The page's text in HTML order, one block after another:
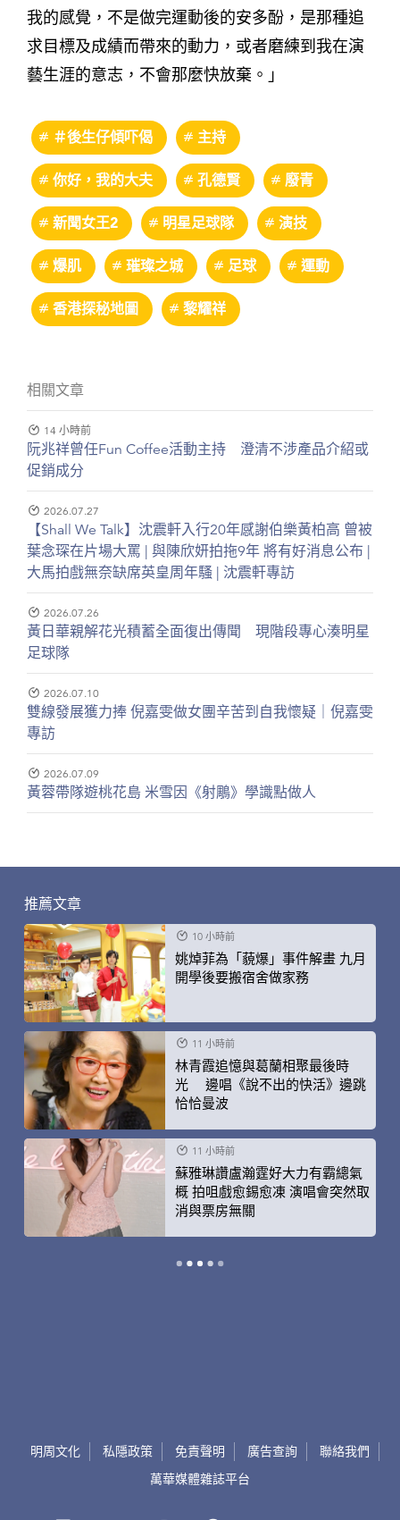
我的感覺，不是做完運動後的安多酚，是那種追
求目標及成績而帶來的動力，或者磨練到我在演
藝生涯的意志，不會那麼快放棄。」
＃後生仔傾吓偈 主持
你好，我的大夫 孔德賢 廢青
新聞女王2 明星足球隊 演技
爆肌 璀璨之城 足球 運動
香港探秘地圖 黎耀祥
相關文章
14 小時前
阮兆祥曾任Fun Coffee活動主持 澄清不涉產品介紹或
促銷成分
2026.07.27
【Shall We Talk】沈震軒入行20年感謝伯樂黃柏高 曾被
葉念琛在片場大罵 | 與陳欣妍拍拖9年 將有好消息公布 |
大馬拍戲無奈缺席英皇周年騷 | 沈震軒專訪
2026.07.26
黃日華親解花光積蓄全面復出傳聞 現階段專心湊明星
足球隊
2026.07.10
雙線發展獲力捧 倪嘉雯做女團辛苦到自我懷疑｜倪嘉雯
專訪
2026.07.09
黃蓉帶隊遊桃花島 米雪因《射鵰》學識點做人
推薦文章
10 小時前
姚焯菲為「藐爆」事件解畫 九月
開學後要搬宿舍做家務
11 小時前
林青霞追憶與葛蘭相聚最後時
光 邊唱《說不出的快活》邊跳
恰恰曼波
11 小時前
蘇雅琳讚盧瀚霆好大力有霸總氣
概 拍咀戲愈錫愈凍 演唱會突然取
消與票房無關
明周文化 私隱政策 免責聲明 廣告查詢
聯絡我們
萬華媒體雜誌平台